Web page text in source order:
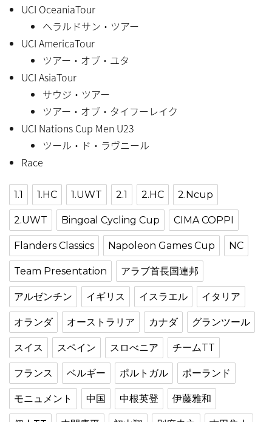
UCI OceaniaTour
ヘラルドサン・ツアー
UCI AmericaTour
ツアー・オブ・ユタ
UCI AsiaTour
サウジ・ツアー
ツアー・オブ・タイフーレイク
UCI Nations Cup Men U23
ツール・ド・ラヴニール
Race
1.1 1.HC 1.UWT 2.1 2.HC 2.Ncup
2.UWT Bingoal Cycling Cup CIMA COPPI
Flanders Classics Napoleon Games Cup NC
Team Presentation アラブ首長国連邦
アルゼンチン イギリス イスラエル イタリア
オランダ オーストラリア カナダ グランツール
スイス スペイン スロべニア チームTT
フランス ベルギー ポルトガル ポーランド
モニュメント 中国 中根英登 伊藤雅和